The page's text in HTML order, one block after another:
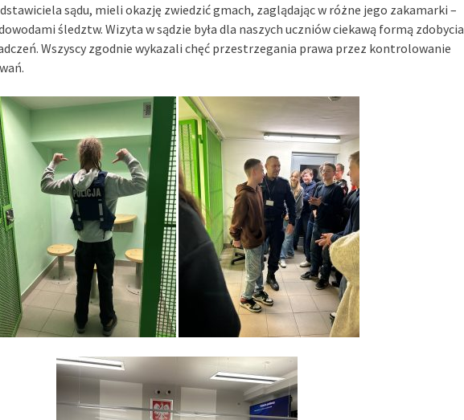
sądu, mieli okazję zwiedzić gmach, zaglądając w różne jego zakamarki –
śledztw. Wizyta w sądzie była dla naszych uczniów ciekawą formą zdobycia
Wszyscy zgodnie wykazali chęć przestrzegania prawa przez kontrolowanie